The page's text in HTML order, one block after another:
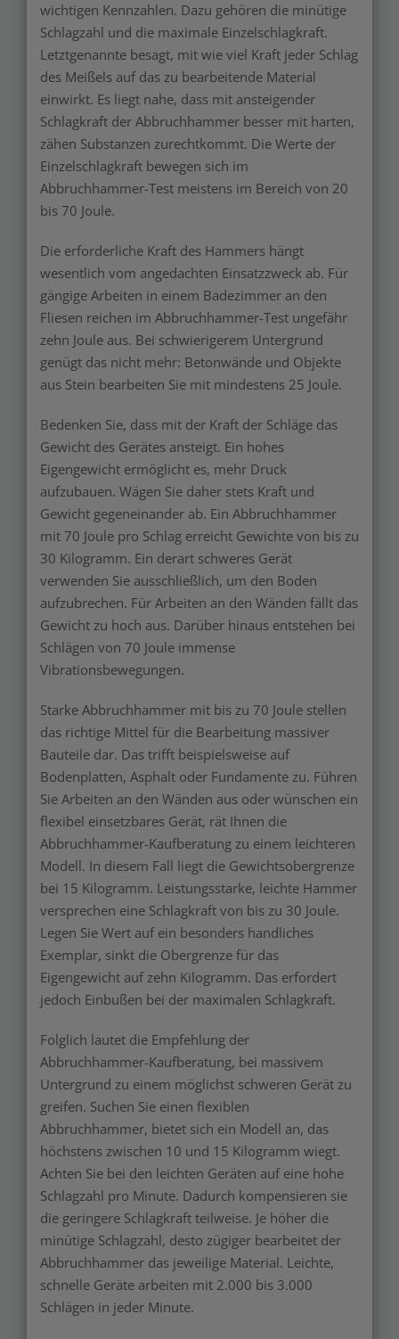
wichtigen Kennzahlen. Dazu gehören die minütige
Schlagzahl und die maximale Einzelschlagkraft.
Letztgenannte besagt, mit wie viel Kraft jeder Schlag
des Meißels auf das zu bearbeitende Material
einwirkt. Es liegt nahe, dass mit ansteigender
Schlagkraft der Abbruchhammer besser mit harten,
zähen Substanzen zurechtkommt. Die Werte der
Einzelschlagkraft bewegen sich im
Abbruchhammer-Test meistens im Bereich von 20
bis 70 Joule.
Die erforderliche Kraft des Hammers hängt
wesentlich vom angedachten Einsatzzweck ab. Für
gängige Arbeiten in einem Badezimmer an den
Fliesen reichen im Abbruchhammer-Test ungefähr
zehn Joule aus. Bei schwierigerem Untergrund
genügt das nicht mehr: Betonwände und Objekte
aus Stein bearbeiten Sie mit mindestens 25 Joule.
Bedenken Sie, dass mit der Kraft der Schläge das
Gewicht des Gerätes ansteigt. Ein hohes
Eigengewicht ermöglicht es, mehr Druck
aufzubauen. Wägen Sie daher stets Kraft und
Gewicht gegeneinander ab. Ein Abbruchhammer
mit 70 Joule pro Schlag erreicht Gewichte von bis zu
30 Kilogramm. Ein derart schweres Gerät
verwenden Sie ausschließlich, um den Boden
aufzubrechen. Für Arbeiten an den Wänden fällt das
Gewicht zu hoch aus. Darüber hinaus entstehen bei
Schlägen von 70 Joule immense
Vibrationsbewegungen.
Starke Abbruchhammer mit bis zu 70 Joule stellen
das richtige Mittel für die Bearbeitung massiver
Bauteile dar. Das trifft beispielsweise auf
Bodenplatten, Asphalt oder Fundamente zu. Führen
Sie Arbeiten an den Wänden aus oder wünschen ein
flexibel einsetzbares Gerät, rät Ihnen die
Abbruchhammer-Kaufberatung zu einem leichteren
Modell. In diesem Fall liegt die Gewichtsobergrenze
bei 15 Kilogramm. Leistungsstarke, leichte Hammer
versprechen eine Schlagkraft von bis zu 30 Joule.
Legen Sie Wert auf ein besonders handliches
Exemplar, sinkt die Obergrenze für das
Eigengewicht auf zehn Kilogramm. Das erfordert
jedoch Einbußen bei der maximalen Schlagkraft.
Folglich lautet die Empfehlung der
Abbruchhammer-Kaufberatung, bei massivem
Untergrund zu einem möglichst schweren Gerät zu
greifen. Suchen Sie einen flexiblen
Abbruchhammer, bietet sich ein Modell an, das
höchstens zwischen 10 und 15 Kilogramm wiegt.
Achten Sie bei den leichten Geräten auf eine hohe
Schlagzahl pro Minute. Dadurch kompensieren sie
die geringere Schlagkraft teilweise. Je höher die
minütige Schlagzahl, desto zügiger bearbeitet der
Abbruchhammer das jeweilige Material. Leichte,
schnelle Geräte arbeiten mit 2.000 bis 3.000
Schlägen in jeder Minute.